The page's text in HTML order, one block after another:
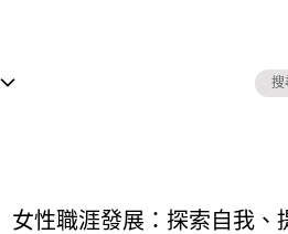
女性職涯發展：探索自我、